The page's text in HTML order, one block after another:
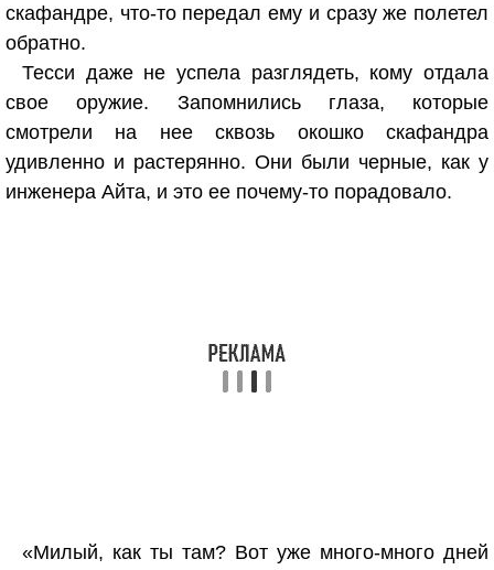
скафандре, что-то передал ему и сразу же полетел
обратно.
Тесси даже не успела разглядеть, кому отдала
свое оружие. Запомнились глаза, которые
смотрели на нее сквозь окошко скафандра
удивленно и растерянно. Они были черные, как у
инженера Айта, и это ее почему-то порадовало.
«Милый, как ты там? Вот уже много-много дней